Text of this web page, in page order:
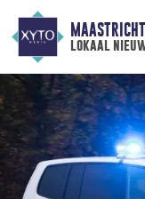
lokaal